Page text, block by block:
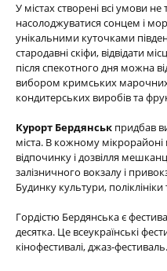
У містах створені всі умови
насолоджуватися сонцем і
унікальними куточками
стародавні скіфи, відвідати
після спекотного дня можна
вибором кримських
кондитерських виробів та
Курорт Бердянськ придбав
міста. В кожному мікрорайоні
відпочинку і дозвілля
залізничного вокзалу і
Будинку культури,
Гордістю Бердянська є
десятка. Це всеукраїнські
кінофестивалі, джаз-фестиваль.